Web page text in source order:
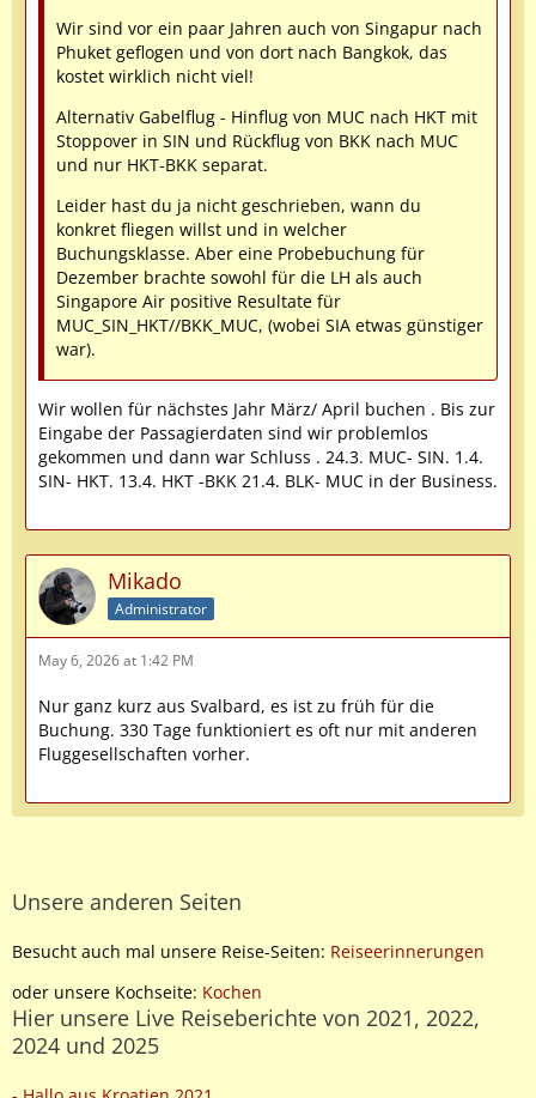
Wir sind vor ein paar Jahren auch von Singapur nach
Phuket geflogen und von dort nach Bangkok, das
kostet wirklich nicht viel!
Alternativ Gabelflug - Hinflug von MUC nach HKT mit
Stoppover in SIN und Rückflug von BKK nach MUC
und nur HKT-BKK separat.
Leider hast du ja nicht geschrieben, wann du
konkret fliegen willst und in welcher
Buchungsklasse. Aber eine Probebuchung für
Dezember brachte sowohl für die LH als auch
Singapore Air positive Resultate für
MUC_SIN_HKT//BKK_MUC, (wobei SIA etwas günstiger
war).
Wir wollen für nächstes Jahr März/ April buchen . Bis zur
Eingabe der Passagierdaten sind wir problemlos
gekommen und dann war Schluss . 24.3. MUC- SIN. 1.4.
SIN- HKT. 13.4. HKT -BKK 21.4. BLK- MUC in der Business.
Mikado
Administrator
May 6, 2026 at 1:42 PM
Nur ganz kurz aus Svalbard, es ist zu früh für die
Buchung. 330 Tage funktioniert es oft nur mit anderen
Fluggesellschaften vorher.
Unsere anderen Seiten
Besucht auch mal unsere Reise-Seiten: Reiseerinnerungen
oder unsere Kochseite: Kochen
Hier unsere Live Reiseberichte von 2021, 2022,
2024 und 2025